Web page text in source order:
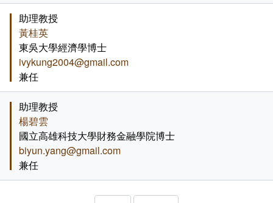
助理教授
黃桂英
東吳大學經濟學博士
ivykung2004@gmail.com
兼任
助理教授
楊碧雲
國立高雄科技大學財務金融學院博士
biyun.yang@gmail.com
兼任